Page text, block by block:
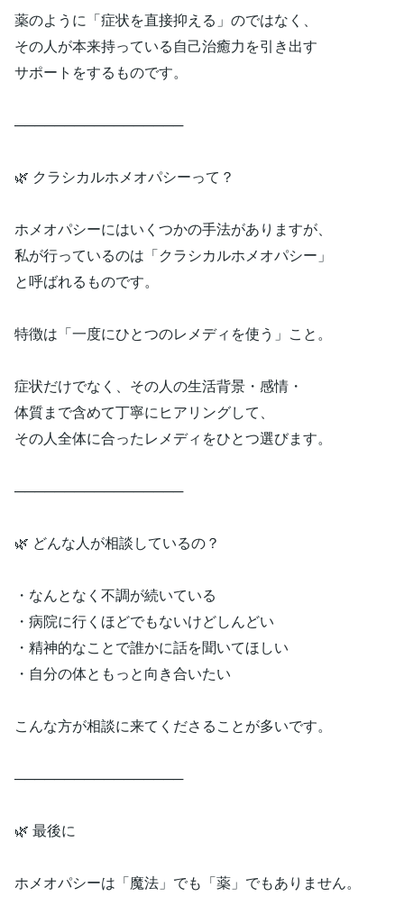
薬のように「症状を直接抑える」のではなく、
その人が本来持っている自己治癒力を引き出す
サポートをするものです。
─────────────────
🌿 クラシカルホメオパシーって？
ホメオパシーにはいくつかの手法がありますが、
私が行っているのは「クラシカルホメオパシー」
と呼ばれるものです。
特徴は「一度にひとつのレメディを使う」こと。
症状だけでなく、その人の生活背景・感情・
体質まで含めて丁寧にヒアリングして、
その人全体に合ったレメディをひとつ選びます。
─────────────────
🌿 どんな人が相談しているの？
・なんとなく不調が続いている
・病院に行くほどでもないけどしんどい
・精神的なことで誰かに話を聞いてほしい
・自分の体ともっと向き合いたい
こんな方が相談に来てくださることが多いです。
─────────────────
🌿 最後に
ホメオパシーは「魔法」でも「薬」でもありません。